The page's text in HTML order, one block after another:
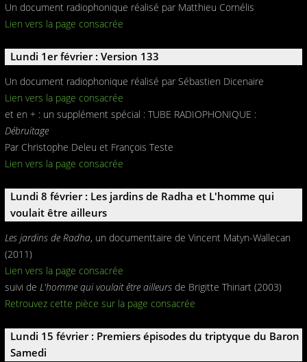
Un document radiophonique réalisé par Matthieu Cornélis
Lien vers la page consacrée
Lundi 1er février : Version 133
Un document radiophonique réalisé par Sébastien Dicenaire
Lien vers la page consacrée
et en + : un supplément spécial : TUBE RADIOPHONIQUE :
Débruitage
Par Christophe Deleu et François Teste
Lien vers la page consacrée
Lundi 8 février : Les jardins de Radha et L'homme qui
voulait être ailleurs
Les jardins de Radha, un documenttaire de Vincent Matyn-Wallecan
(2011)
Lien vers la page consacrée
suivi de L'homme qui voulait être ailleurs de Brigitte Thiriart (2003)
Retrouvez cette pièce sur la page consacrée
Lundi 15 février : Premiers épisodes du triptyque du Baron
Samedi